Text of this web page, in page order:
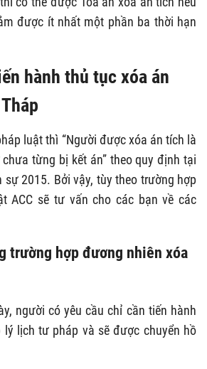
được ít nhất một phần ba thời hạn
hành thủ tục xóa án
luật thì “Người được xóa án tích là
từng bị kết án” theo quy định tại
2015. Bởi vậy, tùy theo trường hợp
ACC sẽ tư vấn cho các bạn về các
trường hợp đương nhiên xóa
người có yêu cầu chỉ cần tiến hành
lý lịch tư pháp và sẽ được chuyển hồ